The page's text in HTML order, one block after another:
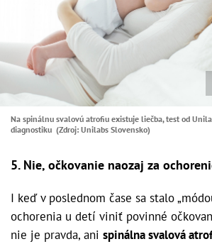
Na spinálnu svalovú atrofiu existuje liečba, test od
diagnostiku (Zdroj: Unilabs Slovensko)
5. Nie, očkovanie naozaj za
I keď v poslednom čase sa stalo
ochorenia u detí viniť povinné
nie je pravda, ani spinálna svalová